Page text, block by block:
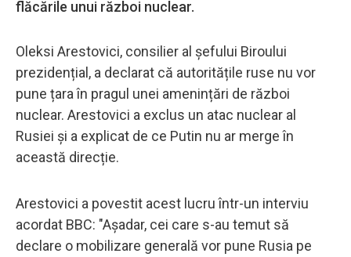
flăcările unui război nuclear.
Oleksi Arestovici, consilier al șefului Biroului
prezidențial, a declarat că autoritățile ruse nu vor
pune țara în pragul unei amenințări de război
nuclear. Arestovici a exclus un atac nuclear al
Rusiei și a explicat de ce Putin nu ar merge în
această direcție.
Arestovici a povestit acest lucru într-un interviu
acordat BBC: "Așadar, cei care s-au temut să
declare o mobilizare generală vor pune Rusia pe